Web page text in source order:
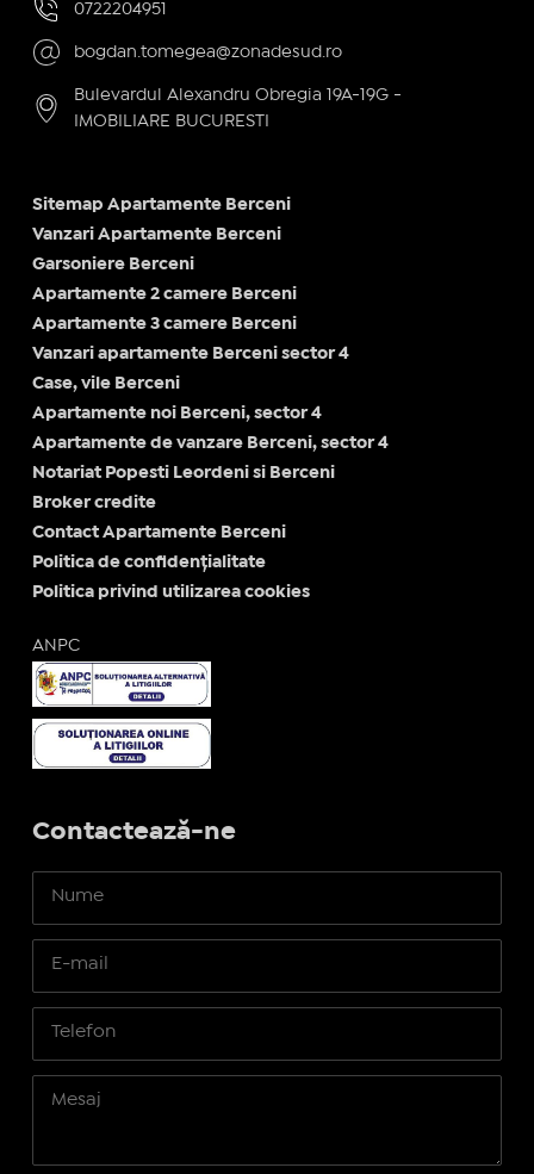
0722204951
bogdan.tomegea@zonadesud.ro
Bulevardul Alexandru Obregia 19A-19G -
IMOBILIARE BUCURESTI
Sitemap Apartamente Berceni
Vanzari Apartamente Berceni
Garsoniere Berceni
Apartamente 2 camere Berceni
Apartamente 3 camere Berceni
Vanzari apartamente Berceni sector 4
Case, vile Berceni
Apartamente noi Berceni, sector 4
Apartamente de vanzare Berceni, sector 4
Notariat Popesti Leordeni si Berceni
Broker credite
Contact Apartamente Berceni
Politica de confidențialitate
Politica privind utilizarea cookies
ANPC
Contactează-ne